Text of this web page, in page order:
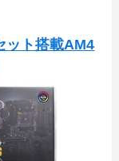
ット搭載AM4